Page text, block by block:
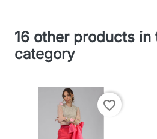
16 other products in
category
favorite_border